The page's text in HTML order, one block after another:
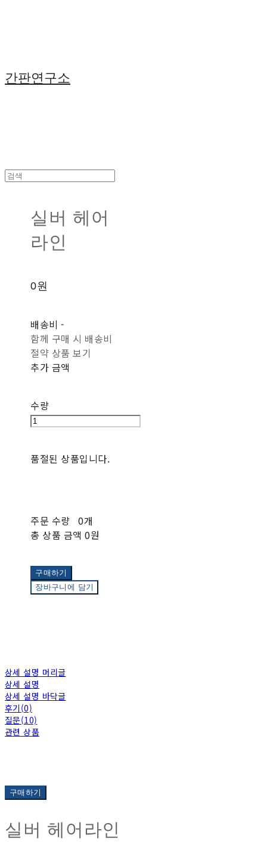
간판연구소
실버 헤어
라인
0원
배송비-
함께 구매 시 배송비
절약 상품 보기
추가 금액
수량
품절된 상품입니다.
주문 수량 0개
총 상품 금액 0원
구매하기
장바구니에 담기
상세 설명 머리글
상세 설명
상세 설명 바닥글
후기(0)
질문(10)
관련 상품
구매하기
실버 헤어라인